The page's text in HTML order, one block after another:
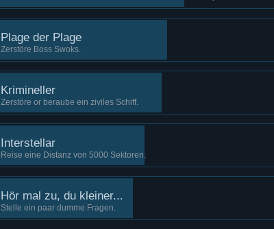
Plage der Plage
Zerstöre Boss Swoks.
Krimineller
Zerstöre or beraube ein ziviles Schiff.
Interstellar
Reise eine Distanz von 5000 Sektoren.
Hör mal zu, du kleiner...
Stelle ein paar dumme Fragen.